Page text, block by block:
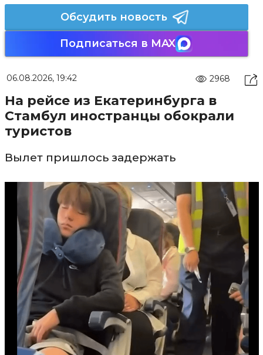
Обсудить новость
Подписаться в MAX
06.08.2026, 19:42 2968
На рейсе из Екатеринбурга в
Стамбул иностранцы обокрали
туристов
Вылет пришлось задержать